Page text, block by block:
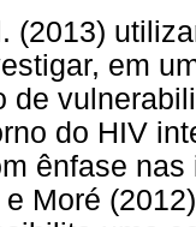
(2013)
em
de
do HIV
ênfase
Moré